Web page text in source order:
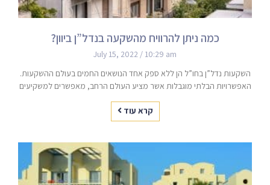
כמה ניתן להרוויח מהשקעה בנדל”ן ביוון?
July 15, 2022
10:29 am
השקעות נדל”ן בחו”ל הן ללא ספק אחד הנושאים החמים בעולם ההשקעות.
האפשרויות הבלתי מוגבלות אשר מציע העולם הרחב, מאפשרים למשקיעים
קרא עוד